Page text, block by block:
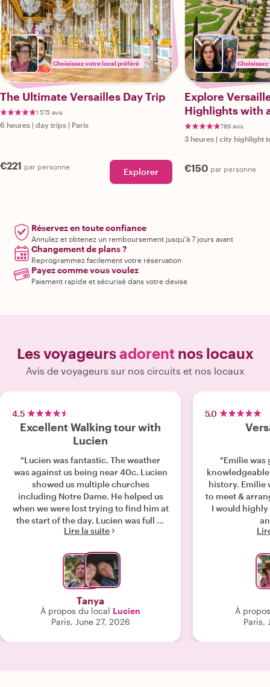
Choisissez votre local préféré
The Ultimate Versailles Day Trip
1 575 avis
6 heures | day trips | Paris
€221 par personne Explorer
Explore
Highlights with
789 avis
3 heures | city highlight
€150 par personne
Réservez en toute confiance
Annulez et obtenez un remboursement jusqu'à 7 jours avant
Changement de plans ?
Reprogrammez facilement votre réservation
Payez comme vous voulez
Paiement rapide et sécurisé dans votre devise
Les voyageursadorentnos locaux
Avis de voyageurs sur nos circuits et nos locaux
4.5
Excellent Walking tour with
Lucien
"Lucien was fantastic. The weather
was against us being near 40c. Lucien
showed us multiple churches
including Notre Dame. He helped us
when we were lost trying to find him at
the start of the day. Lucien was full of
fantastic & inspiring information
we were in the shade as much as
possible letting us rest when we
of the local restaurants for cold drinks
& water. Also Lucien showed us a place
for lunch after the tour with him was
finished. We would suggest Lucien to
anyone who is interested in the
Lire la suite
Tanya
À propos du local Lucien
Paris, June 27, 2026
5.0
"Emilie was
history. Emilie
to meet &
I would
À
Paris,